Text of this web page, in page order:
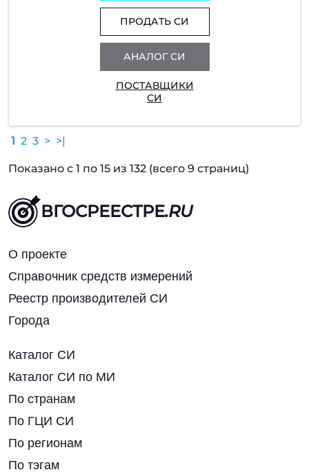
ПРОДАТЬ СИ
АНАЛОГ СИ
ПОСТАВЩИКИ
СИ
1 2 3 > >|
Показано с 1 по 15 из 132 (всего 9 страниц)
ВГОСРЕЕСТРЕ.RU
О проекте
Справочник средств измерений
Реестр производителей СИ
Города
Каталог СИ
Каталог СИ по МИ
По странам
По ГЦИ СИ
По регионам
По тэгам